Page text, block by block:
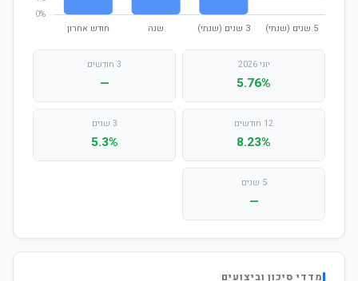
יוני 2026
5.76%
3 חודשים
—
12 חודשים
8.23%
3 שנים
5.3%
5 שנים
—
מדדי סיכון וביצועים